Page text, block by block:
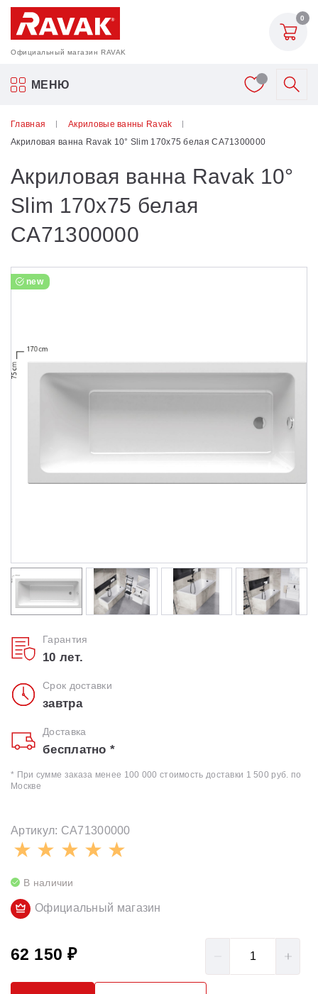
Официальный магазин RAVAK
0
МЕНЮ
Акриловые ванны Ravak
Аксессуары
Унитазы и биде
Полотенцесушители
Умывальники
Средства ухода
Главная
Акриловые ванны Ravak
Акриловая ванна Ravak 10° Slim 170х75 белая CA71300000
Акриловая ванна Ravak 10°
Slim 170х75 белая
CA71300000
new
Гарантия
10 лет.
Срок доставки
завтра
Доставка
бесплатно *
* При сумме заказа менее 100 000 стоимость доставки 1 500 руб. по
Москве
Артикул: CA71300000
В наличии
Официальный магазин
62 150 ₽